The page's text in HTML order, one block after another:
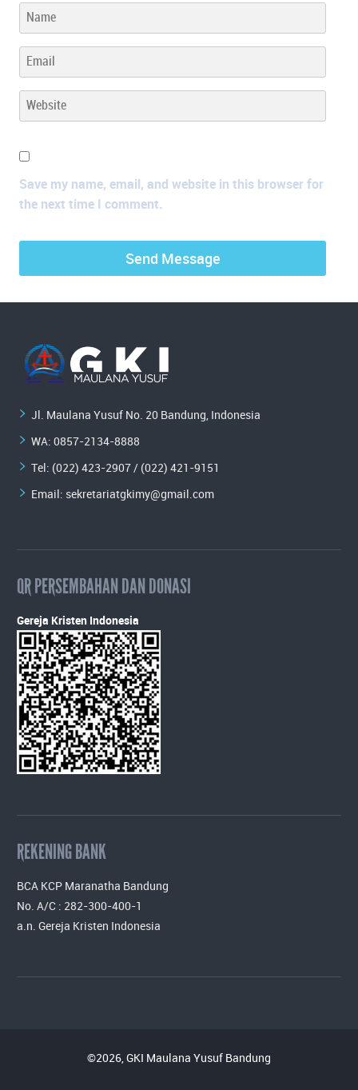
Save my name, email, and website in this browser for
the next time I comment.
Jl. Maulana Yusuf No. 20 Bandung, Indonesia
WA: 0857-2134-8888
Tel: (022) 423-2907 / (022) 421-9151
Email: sekretariatgkimy@gmail.com
QR PERSEMBAHAN DAN DONASI
Gereja Kristen Indonesia
REKENING BANK
BCA KCP Maranatha Bandung
No. A/C : 282-300-400-1
a.n. Gereja Kristen Indonesia
©2026, GKI Maulana Yusuf Bandung